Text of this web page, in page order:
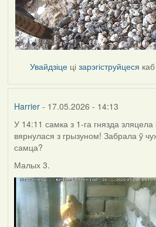
Увайдзіце цізарэгіструйцеся
Harrier- 17.05.2026 - 14:13
У 14:11 самка з 1-га гнязда зляцела
вярнулася з грызуном! Забрала ў
самца?
Малых 3.